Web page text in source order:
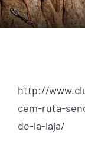
http://
cem-ruta-
de-la-laja/